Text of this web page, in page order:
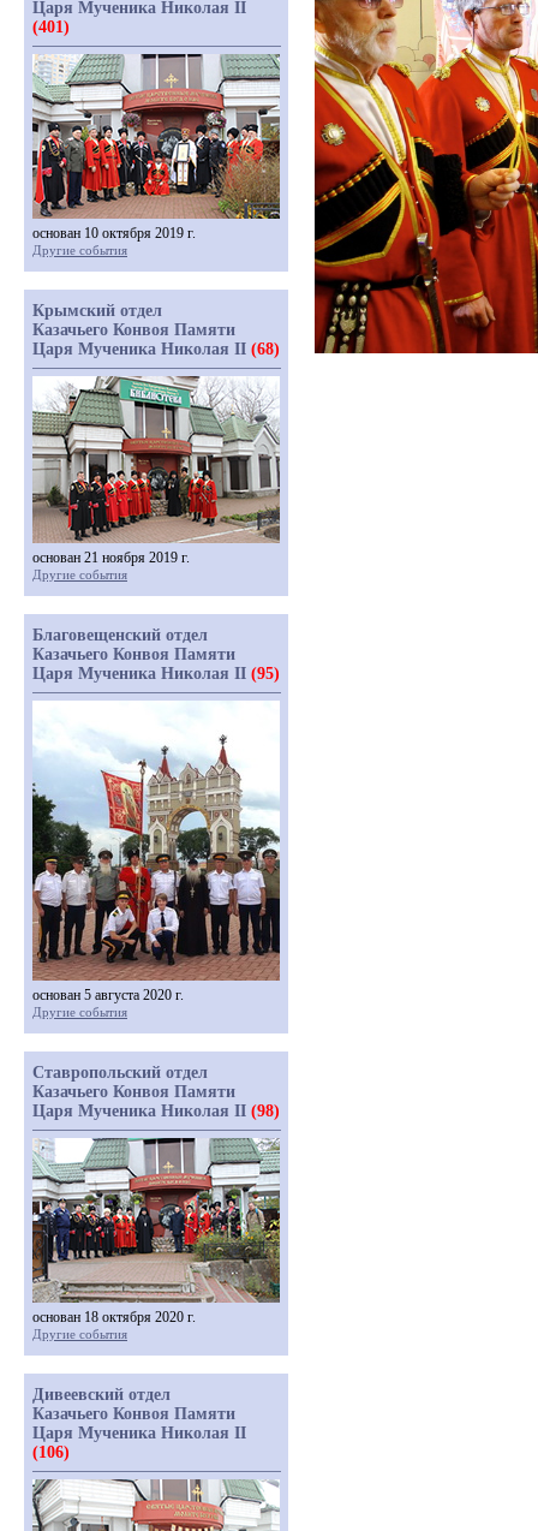
Царя Мученика Николая II
(401)
основан 10 октября 2019 г.
Другие события
Крымский отдел
Казачьего Конвоя Памяти
Царя Мученика Николая II (68)
основан 21 ноября 2019 г.
Другие события
Благовещенский отдел
Казачьего Конвоя Памяти
Царя Мученика Николая II (95)
основан 5 августа 2020 г.
Другие события
Ставропольский отдел
Казачьего Конвоя Памяти
Царя Мученика Николая II (98)
основан 18 октября 2020 г.
Другие события
Дивеевский отдел
Казачьего Конвоя Памяти
Царя Мученика Николая II
(106)